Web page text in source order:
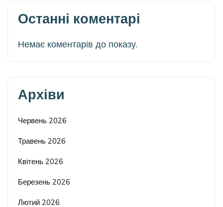
Останні коментарі
Немає коментарів до показу.
Архіви
Червень 2026
Травень 2026
Квітень 2026
Березень 2026
Лютий 2026